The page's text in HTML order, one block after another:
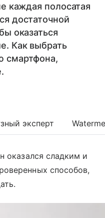
каждая полосатая
достаточной
оказаться
Как выбрать
смартфона,
эксперт
оказался сладким и
способов,